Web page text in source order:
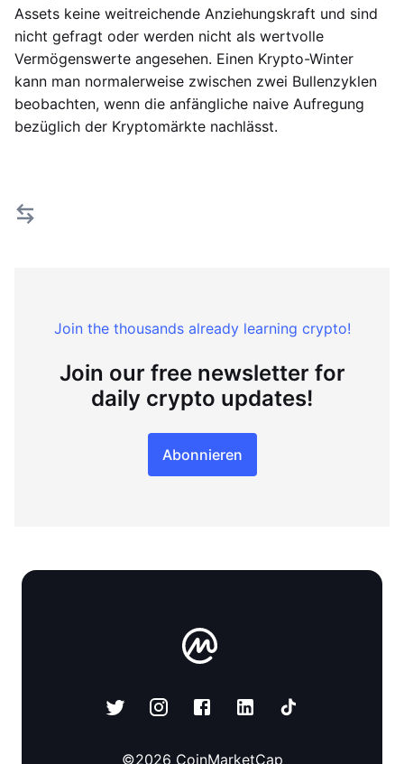
Assets keine weitreichende Anziehungskraft und sind
nicht gefragt oder werden nicht als wertvolle
Vermögenswerte angesehen. Einen Krypto-Winter
kann man normalerweise zwischen zwei Bullenzyklen
beobachten, wenn die anfängliche naive Aufregung
bezüglich der Kryptomärkte nachlässt.
Join the thousands already learning crypto!
Join our free newsletter for
daily crypto updates!
Abonnieren
©2026 CoinMarketCap